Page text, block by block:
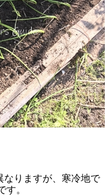
なりますが、寒冷地で
す。